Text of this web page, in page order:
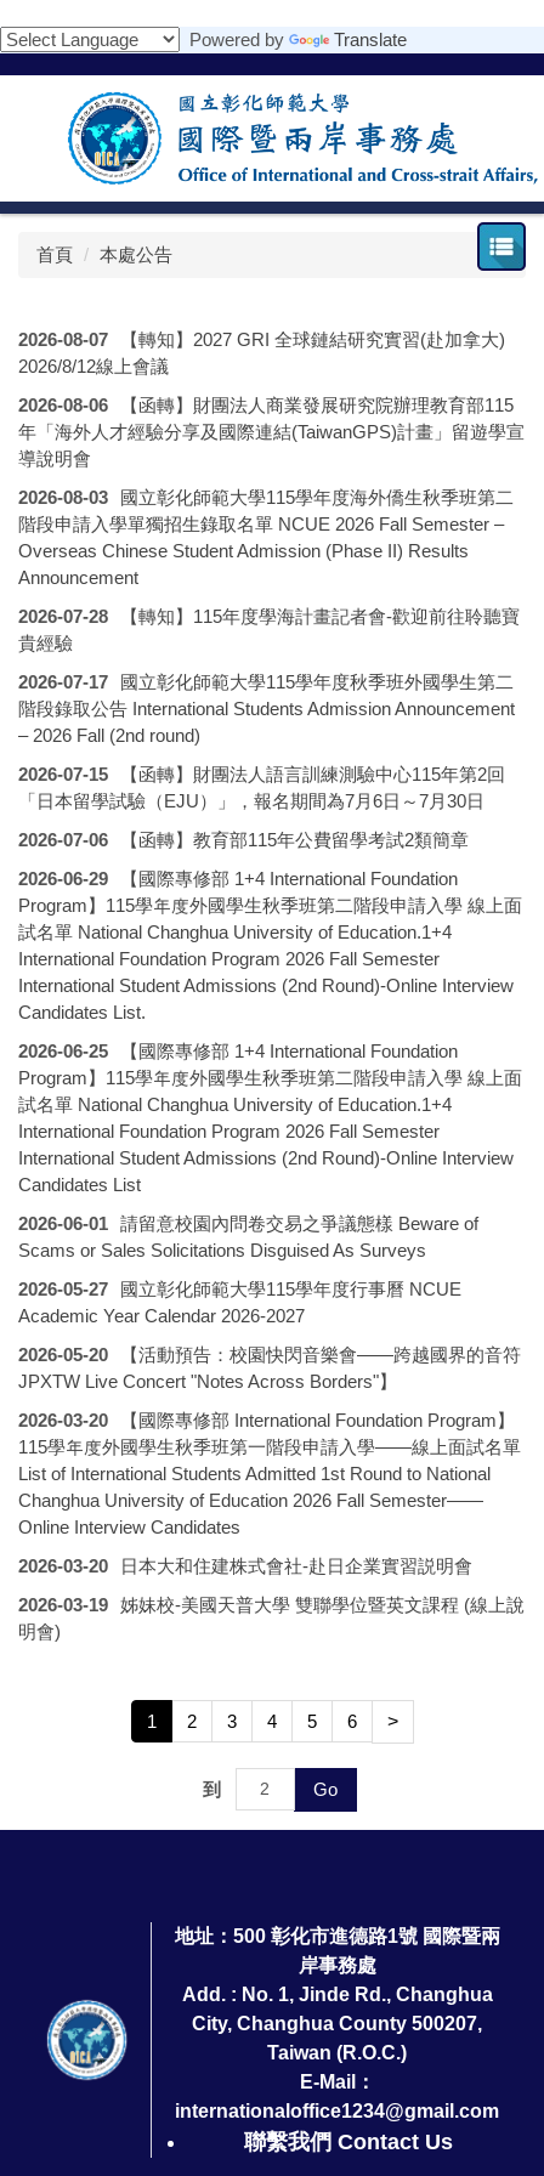
到
主
Powered by Translate
首頁 本處公告
2026-08-07
【轉知】2027 GRI 全球鏈結研究實習(赴加拿大)
2026/8/12線上會議
2026-08-06
【函轉】財團法人商業發展研究院辦理教育部115
年「海外人才經驗分享及國際連結(TaiwanGPS)計畫」留遊學宣
導說明會
2026-08-03
國立彰化師範大學115學年度海外僑生秋季班第二
階段申請入學單獨招生錄取名單 NCUE 2026 Fall Semester –
Overseas Chinese Student Admission (Phase II) Results
Announcement
2026-07-28
【轉知】115年度學海計畫記者會-歡迎前往聆聽寶
貴經驗
2026-07-17
國立彰化師範大學115學年度秋季班外國學生第二
階段錄取公告 International Students Admission Announcement
– 2026 Fall (2nd round)
2026-07-15
【函轉】財團法人語言訓練測驗中心115年第2回
「日本留學試驗（EJU）」，報名期間為7月6日～7月30日
2026-07-06
【函轉】教育部115年公費留學考試2類簡章
2026-06-29
【國際專修部 1+4 International Foundation
Program】115學年度外國學生秋季班第二階段申請入學 線上面
試名單 National Changhua University of Education.1+4
International Foundation Program 2026 Fall Semester
International Student Admissions (2nd Round)-Online Interview
Candidates List.
2026-06-25
【國際專修部 1+4 International Foundation
Program】115學年度外國學生秋季班第二階段申請入學 線上面
試名單 National Changhua University of Education.1+4
International Foundation Program 2026 Fall Semester
International Student Admissions (2nd Round)-Online Interview
Candidates List
2026-06-01 請留意校園內問卷交易之爭議態樣 Beware of
Scams or Sales Solicitations Disguised As Surveys
2026-05-27
國立彰化師範大學115學年度行事曆 NCUE
Academic Year Calendar 2026-2027
2026-05-20
【活動預告：校園快閃音樂會——跨越國界的音符
JPXTW Live Concert "Notes Across Borders"】
2026-03-20
【國際專修部 International Foundation Program】
115學年度外國學生秋季班第一階段申請入學——線上面試名單
List of International Students Admitted 1st Round to National
Changhua University of Education 2026 Fall Semester——
Online Interview Candidates
2026-03-20
日本大和住建株式會社-赴日企業實習説明會
2026-03-19 姊妹校-美國天普大學 雙聯學位暨英文課程 (線上說
明會)
1 2 3 4 5 6 >
到 Go
地址：500 彰化市進德路1號 國際暨兩
岸事務處
Add. : No. 1, Jinde Rd., Changhua
City, Changhua County 500207,
Taiwan (R.O.C.)
E-Mail：
internationaloffice1234@gmail.com
聯繫我們 Contact Us